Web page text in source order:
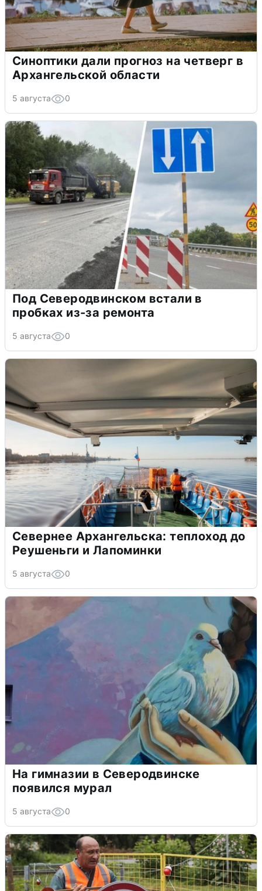
Синоптики дали прогноз на четверг в
Архангельской области
5 августа 0
Под Северодвинском встали в
пробках из-за ремонта
5 августа 0
Севернее Архангельска: теплоход до
Реушеньги и Лапоминки
5 августа 0
На гимназии в Северодвинске
появился мурал
5 августа 0